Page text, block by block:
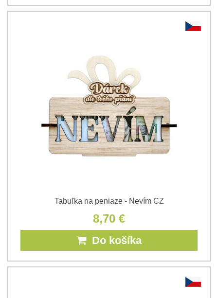
Tabuľka na peniaze - Nevím CZ
8,70 €
Do košíka